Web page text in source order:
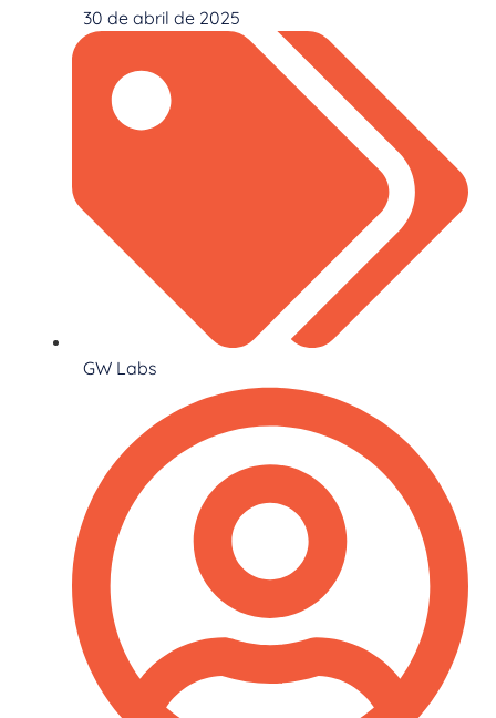
30 de abril de 2025
GW Labs